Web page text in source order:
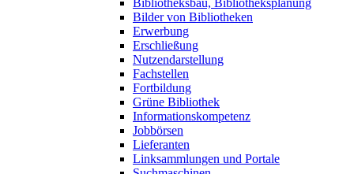
Bilder von Bibliotheken
Erwerbung
Erschließung
Nutzendarstellung
Fachstellen
Fortbildung
Grüne Bibliothek
Informationskompetenz
Jobbörsen
Lieferanten
Linksammlungen und Portale